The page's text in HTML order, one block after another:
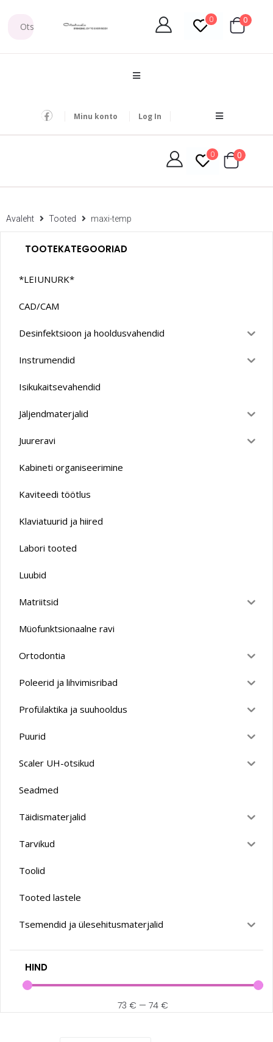
0 0
Minu konto Log In
0 0
Avaleht Tooted maxi-temp
TOOTEKATEGOORIAD
*LEIUNURK*
CAD/CAM
Desinfektsioon ja hooldusvahendid
Instrumendid
Isikukaitsevahendid
Jäljendmaterjalid
Juureravi
Kabineti organiseerimine
Kaviteedi töötlus
Klaviatuurid ja hiired
Labori tooted
Luubid
Matriitsid
Müofunktsionaalne ravi
Ortodontia
Poleerid ja lihvimisribad
Profülaktika ja suuhooldus
Puurid
Scaler UH-otsikud
Seadmed
Täidismaterjalid
Tarvikud
Toolid
Tooted lastele
Tsemendid ja ülesehitusmaterjalid
HIND
73 € — 74€